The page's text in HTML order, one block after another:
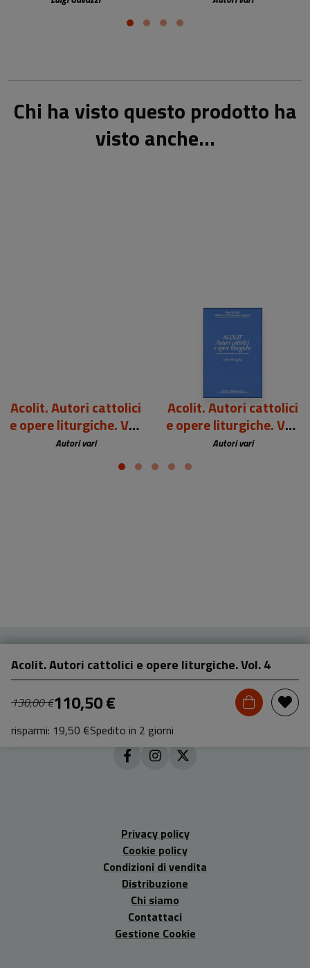
Chi ha visto questo prodotto ha
visto anche...
Acolit. Autori cattolici
e opere liturgiche. Vol.
1
Autori vari
50,00 €
Acolit. Autori cattolici
e opere liturgiche. Vol.
3
Autori vari
Acolit. Autori cattolici e opere liturgiche. Vol. 4
130,00 €110,50 €
risparmi: 19,50 €Spedito in 2 giorni
Privacy policy
Cookie policy
Condizioni di vendita
Distribuzione
Chi siamo
Contattaci
Gestione Cookie